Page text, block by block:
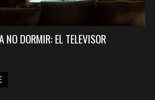
NO DORMIR: EL TELEVISOR